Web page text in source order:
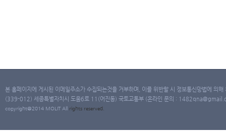
본 홈페이지에 게시된 이메일주소가 수집되는것을 거부하며, 이를 위반할 시 정보통신망법에 의
(339-012) 세종특별자치시 도움6로 11(어진동) 국토교통부 (온라인 문의 :
copyright@2014 MOLIT All rights reserved.